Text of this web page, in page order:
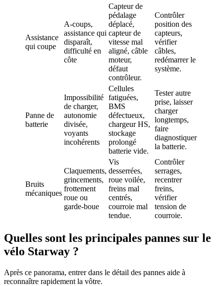
Assistance
qui coupe
A‑coups,
assistance qui
disparaît,
difficulté en
côte
Capteur de
pédalage
déplacé,
capteur de
vitesse mal
aligné, câble
moteur,
défaut
contrôleur.
Contrôler
position des
capteurs,
vérifier
câbles,
redémarrer le
système.
Panne de
batterie
Impossibilité
de charger,
autonomie
divisée,
voyants
incohérents
Cellules
fatiguées,
BMS
défectueux,
chargeur HS,
stockage
prolongé
batterie vide.
Tester autre
prise, laisser
charger
longtemps,
faire
diagnostiquer
la batterie.
Bruits
mécaniques
Claquements,
grincements,
frottement
roue ou
garde‑boue
Vis
desserrées,
roue voilée,
freins mal
centrés,
courroie mal
tendue.
Contrôler
serrages,
recentrer
freins,
vérifier
tension de
courroie.
Quelles sont les principales pannes sur le
vélo Starway ?
Après ce panorama, entrer dans le détail des pannes aide à
reconnaître rapidement la vôtre.